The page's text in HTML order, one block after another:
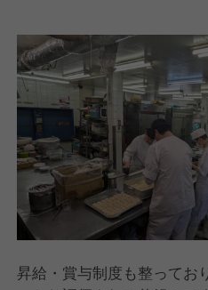
昇給・賞与制度も整ってお